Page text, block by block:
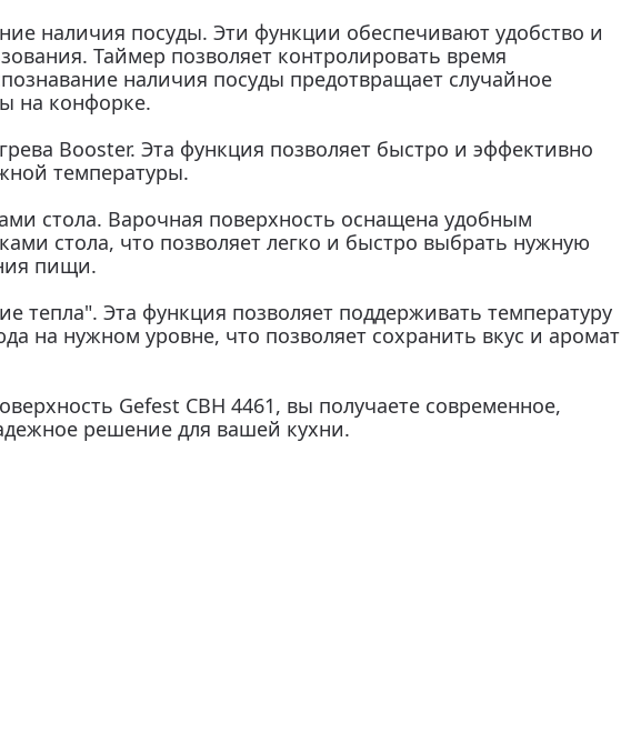
наличия посуды. Эти функции обеспечивают удобство и
Таймер позволяет контролировать время
наличия посуды предотвращает случайное
на конфорке.
Booster. Эта функция позволяет быстро и эффективно
температуры.
стола. Варочная поверхность оснащена удобным
стола, что позволяет легко и быстро выбрать нужную
пищи.
тепла". Эта функция позволяет поддерживать температуру
на нужном уровне, что позволяет сохранить вкус и аромат
Gefest СВН 4461, вы получаете современное,
решение для вашей кухни.